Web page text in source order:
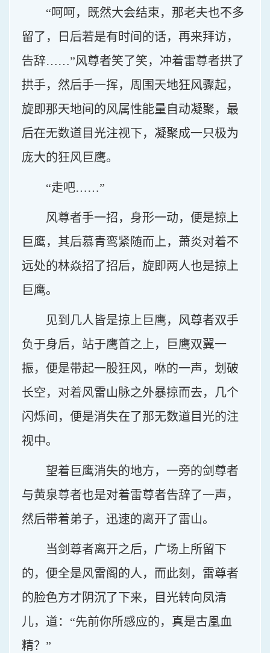
“呵呵，既然大会结束，那老夫也不多
留了，日后若是有时间的话，再来拜访，
告辞……”风尊者笑了笑，冲着雷尊者拱了
拱手，然后手一挥，周围天地狂风骤起，
旋即那天地间的风属性能量自动凝聚，最
后在无数道目光注视下，凝聚成一只极为
庞大的狂风巨鹰。
“走吧……”
风尊者手一招，身形一动，便是掠上
巨鹰，其后慕青鸾紧随而上，萧炎对着不
远处的林焱招了招后，旋即两人也是掠上
巨鹰。
见到几人皆是掠上巨鹰，风尊者双手
负于身后，站于鹰首之上，巨鹰双翼一
振，便是带起一股狂风，咻的一声，划破
长空，对着风雷山脉之外暴掠而去，几个
闪烁间，便是消失在了那无数道目光的注
视中。
望着巨鹰消失的地方，一旁的剑尊者
与黄泉尊者也是对着雷尊者告辞了一声，
然后带着弟子，迅速的离开了雷山。
当剑尊者离开之后，广场上所留下
的，便全是风雷阁的人，而此刻，雷尊者
的脸色方才阴沉了下来，目光转向凤清
儿，道：“先前你所感应的，真是古凰血
精？”